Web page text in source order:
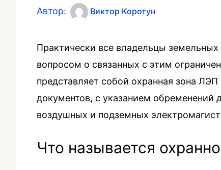
Автор: Виктор Коротун
Практически все владельцы
вопросом о связанных с этим
представляет собой охранная зона
документов, с указанием обременений
воздушных и подземных
Что называется